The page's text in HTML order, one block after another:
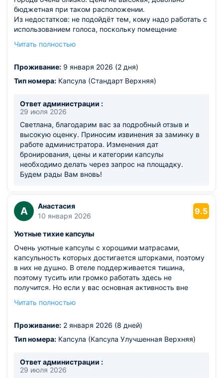
бюджетная при таком расположении.
Из недостатков: не подойдёт тем, кому надо работать с
использованием голоса, поскольку помещение
работает в обе стороны. Просто надо привыкнуть.
готовить, то все ок. Удобно тем кому просто поспать, а
потом гулять по городу. Не подойдёт шумным и
чистые, всегда были свободны. Самый бюджетный
У меня сначала была бронь в верхней капсуле, потом в
нижней стоимость разная, было 2 брони, стоимость
верх-низ разная. Не переселяли, поскольку я
согласилась не менять капсулу. Но 300-400 р так и не
вернули, поскольку, администратор в хостеле с ее слов
не разбирается в этом. Не знаю так ли это. Я не стала
Читать полностью
Проживание: 9 января 2026 (2 дня)
Тип номера: Капсула (Стандарт Верхняя)
Ответ администрации :
29 июля 2026
Светлана, благодарим вас за подробный отзыв и
высокую оценку. Приносим извинения за заминку в
работе администратора. Изменения дат
бронирования, цены и категории капсулы
необходимо делать через запрос на площадку.
Будем рады Вам вновь!
А
Анастасия
10 января 2026
9.5
Уютные тихие капсулы
Очень уютные капсулы с хорошими матрасами,
капсульность которых достигается шторками, поэтому
в них не душно. В отеле поддерживается тишина,
поэтому тусить или громко работать здесь не
получится. Но если у вас основная активность вне
планируете тихо работать на кухне или в капсуле, то это
Василеостровский рынок. До метро тоже недалеко,
там тоже есть ранообразные кафе. Или можно пешком
(Исаакий, Новая Голландия, Дворцовая площадь и пр.)
Читать полностью
Проживание: 2 января 2026 (8 дней)
Тип номера: Капсула (Капсула Улучшенная Верхняя)
Ответ администрации :
29 июля 2026